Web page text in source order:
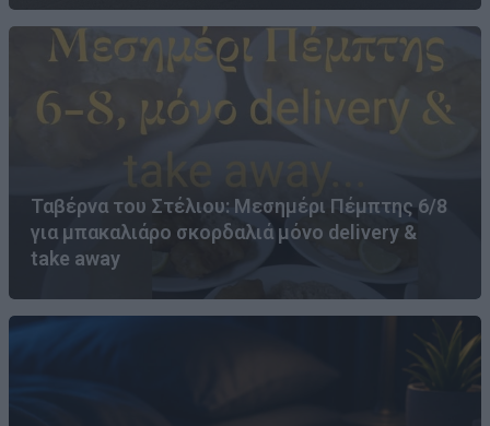
Ταβέρνα του Στέλιου: Μεσημέρι Πέμπτης 6/8
για μπακαλιάρο σκορδαλιά μόνο delivery &
take away